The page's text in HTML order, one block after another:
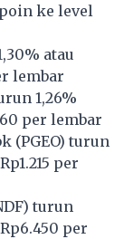
ke level
atau
lembar
1,26%
per lembar
(PGEO) turun
per
) turun
per